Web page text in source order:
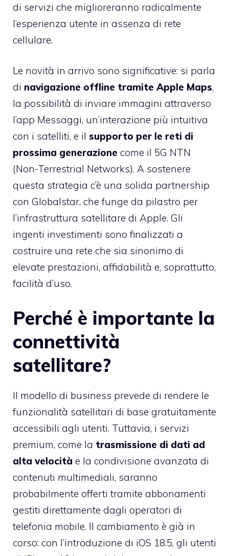
di servizi che miglioreranno radicalmente
l’esperienza utente in assenza di rete
cellulare.
Le novità in arrivo sono significative: si parla
di navigazione offline tramite Apple Maps,
la possibilità di inviare immagini attraverso
l’app Messaggi, un’interazione più intuitiva
con i satelliti, e il supporto per le reti di
prossima generazione come il 5G NTN
(Non-Terrestrial Networks). A sostenere
questa strategia c’è una solida partnership
con Globalstar, che funge da pilastro per
l’infrastruttura satellitare di Apple. Gli
ingenti investimenti sono finalizzati a
costruire una rete che sia sinonimo di
elevate prestazioni, affidabilità e, soprattutto,
facilità d’uso.
Perché è importante la
connettività
satellitare?
Il modello di business prevede di rendere le
funzionalità satellitari di base gratuitamente
accessibili agli utenti. Tuttavia, i servizi
premium, come la trasmissione di dati ad
alta velocità e la condivisione avanzata di
contenuti multimediali, saranno
probabilmente offerti tramite abbonamenti
gestiti direttamente dagli operatori di
telefonia mobile. Il cambiamento è già in
corso: con l’introduzione di iOS 18.5, gli utenti